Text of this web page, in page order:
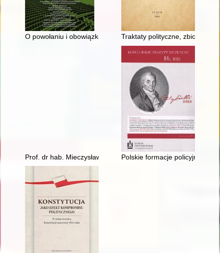
O powołaniu i obowiązkach młodzieży akademickiej" :
Traktaty polityczne, zbiory
Prof. dr hab. Mieczysław GogaczPolskie formacje policyjne w